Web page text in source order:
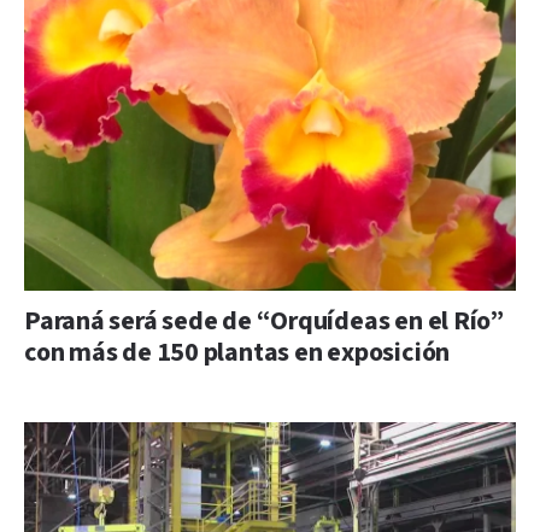
Paraná será sede de “Orquídeas en el Río”
con más de 150 plantas en exposición